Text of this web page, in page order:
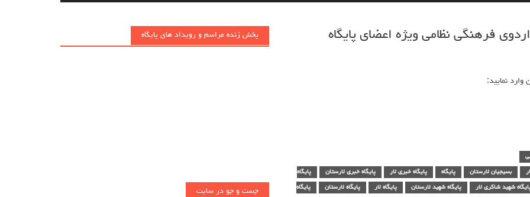
فرهنگی نظامی ویژه اعضای پایگاه
نمایید:
بسیجیان لارستان پایگاه پایگاه خبری لار پایگاه خبری لارستان پایگاه
شهید شاکری لار پایگاه شهید لارستان پایگاه لار پایگاه لارستان پایگاه
پخش زنده مراسم و رویداد های پایگاه
جست و جو در سایت